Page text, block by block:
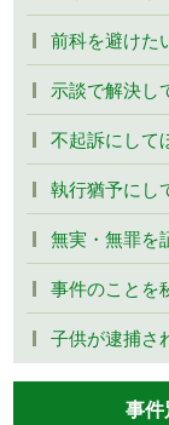
前科を避けた
示談で解決し
不起訴にして
執行猶予にし
無実・無罪を
事件のことを
子供が逮捕さ
事